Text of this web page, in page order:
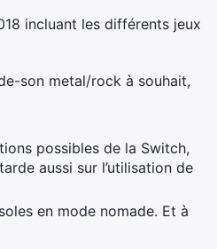
incluant les différents jeux
son metal/rock à souhait,
possibles de la Switch,
aussi sur l’utilisation de
en mode nomade. Et à